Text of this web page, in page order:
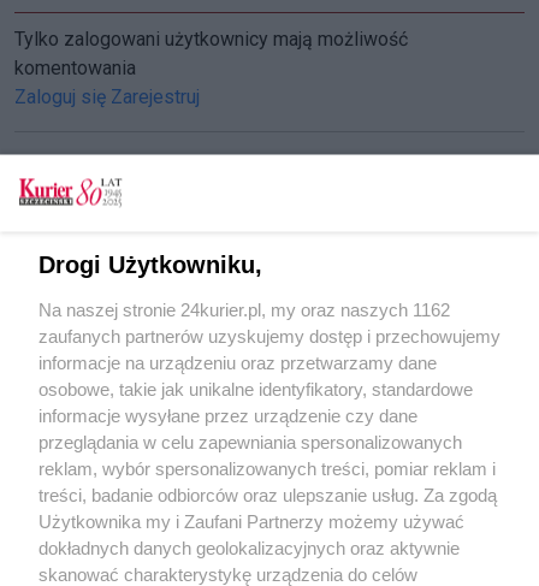
Tylko zalogowani użytkownicy mają możliwość
komentowania
Zaloguj się Zarejestruj
Odpowiedzialność po latach
Gorzów Wielkopolski
Sierpień 1982 r.
POGODA
14℃
Zobacz prognozę na 3 dni
Drogi Użytkowniku,
Na naszej stronie 24kurier.pl, my oraz naszych 1162
zaufanych partnerów uzyskujemy dostęp i przechowujemy
informacje na urządzeniu oraz przetwarzamy dane
osobowe, takie jak unikalne identyfikatory, standardowe
informacje wysyłane przez urządzenie czy dane
przeglądania w celu zapewniania spersonalizowanych
reklam, wybór spersonalizowanych treści, pomiar reklam i
treści, badanie odbiorców oraz ulepszanie usług. Za zgodą
Użytkownika my i Zaufani Partnerzy możemy używać
dokładnych danych geolokalizacyjnych oraz aktywnie
skanować charakterystykę urządzenia do celów